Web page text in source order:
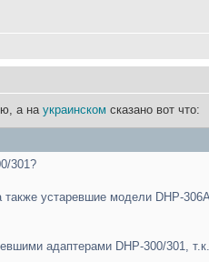
а на украинском сказано вот что:
301?
также устаревшие модели DHP-
адаптерами DHP-300/301,